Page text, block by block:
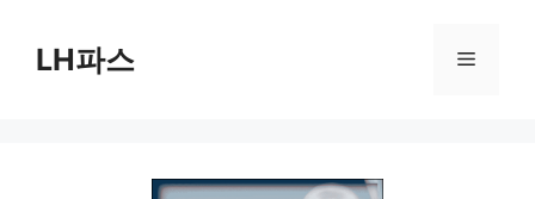
LH파스 메